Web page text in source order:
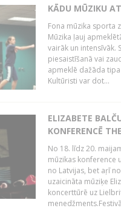
KĀDU MŪZIKU
Fona mūzika sporta
Mūzika ļauj
vairāk un intensīvāk.
piesaistīšanā vai
apmeklē dažāda
Kultūristi var dot...
ELIZABETE
KONFERENCĒ
No 18. līdz 20.
mūzikas konference
no Latvijas, bet aŗī
uzaicināta mūziķe
koncerttūrē uz